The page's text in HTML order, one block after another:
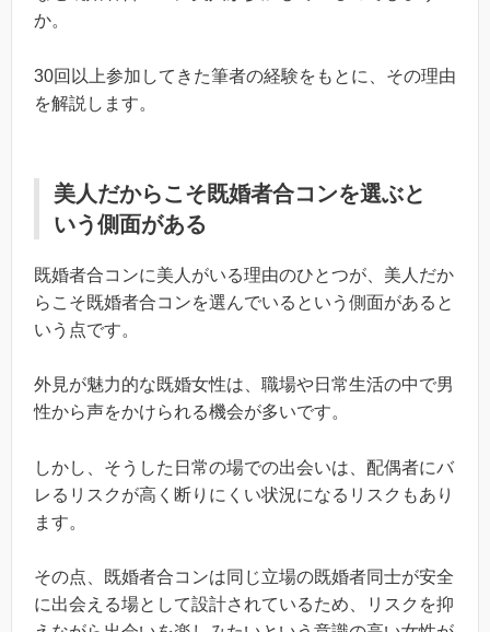
か。
30回以上参加してきた筆者の経験をもとに、その理由
を解説します。
美人だからこそ既婚者合コンを選ぶと
いう側面がある
既婚者合コンに美人がいる理由のひとつが、美人だか
らこそ既婚者合コンを選んでいるという側面があると
いう点です。
外見が魅力的な既婚女性は、職場や日常生活の中で男
性から声をかけられる機会が多いです。
しかし、そうした日常の場での出会いは、配偶者にバ
レるリスクが高く断りにくい状況になるリスクもあり
ます。
その点、既婚者合コンは同じ立場の既婚者同士が安全
に出会える場として設計されているため、リスクを抑